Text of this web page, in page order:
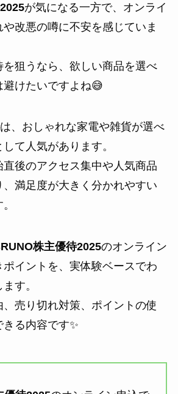
が気になる一方で、オンライ
改悪の噂に不安を感じていま
狙うなら、欲しい商品を選べ
けたいですよね😅
は、おしゃれな家電や雑貨が選べ
て人気があります。
直後のアクセス集中や人気商品
満足度が大きく分かれやすい
株主優待2025のオンライン
イントを、実体験ベースでわ
す。
売り切れ対策、ポイントの使
る内容です✨